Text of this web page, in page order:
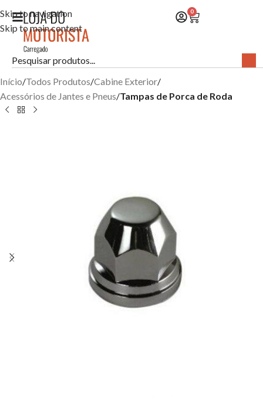
Skip to navigation
Skip to main content
0
Início Todos Produtos Cabine Exterior
Acessórios de Jantes e Pneus Tampas de Porca de Roda